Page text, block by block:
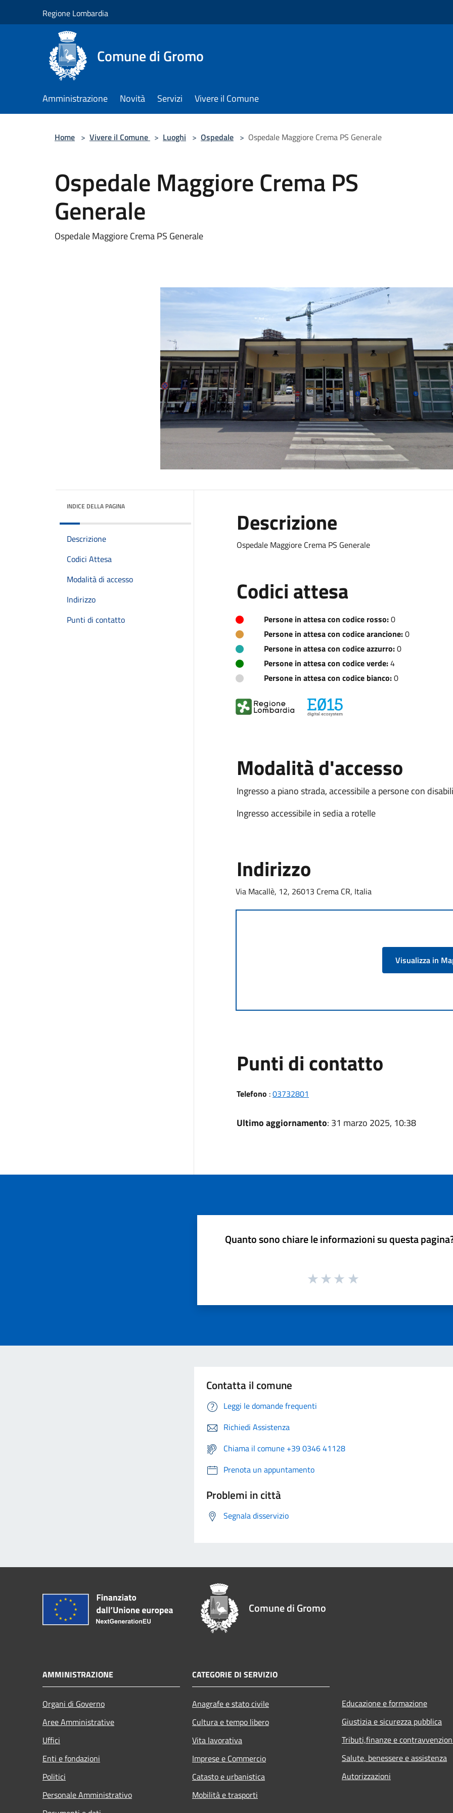
Regione Lombardia
Comune di Gromo
Amministrazione Novità Servizi Vivere il Comune
Home > Vivere il Comune > Luoghi > Ospedale > Ospedale Maggiore Crema PS Generale
Ospedale Maggiore Crema PS
Generale
Ospedale Maggiore Crema PS Generale
INDICE DELLA PAGINA
Descrizione
Codici Attesa
Modalità di accesso
Indirizzo
Punti di contatto
Descrizione
Ospedale Maggiore Crema PS Generale
Codici attesa
Persone in attesa con codice rosso:0
Persone in attesa con codice arancione:0
Persone in attesa con codice azzurro:0
Persone in attesa con codice verde:4
Persone in attesa con codice bianco:0
Modalità d'accesso
Ingresso a piano strada, accessibile a persone con
Ingresso accessibile in sedia a rotelle
Indirizzo
Via Macallè, 12, 26013 Crema CR, Italia
Visualizza in
Punti di contatto
Telefono :03732801
Ultimo aggiornamento: 31 marzo 2025, 10:38
Quanto sono chiare le informazioni su questa
Contatta il comune
Leggi le domande frequenti
Richiedi Assistenza
Chiama il comune +39 0346 41128
Prenota un appuntamento
Problemi in città
Segnala disservizio
Comune di Gromo
AMMINISTRAZIONE
Organi di Governo
Aree Amministrative
Uffici
Enti e fondazioni
Politici
Personale Amministrativo
CATEGORIE DI SERVIZIO
Anagrafe e stato civile
Cultura e tempo libero
Vita lavorativa
Imprese e Commercio
Catasto e urbanistica
Mobilità e trasporti
Educazione e formazione
Giustizia e sicurezza pubblica
Tributi,finanze e
Salute, benessere e assistenza
Autorizzazioni